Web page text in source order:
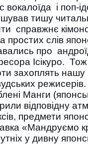
вокалоїда і поп-
тишу
справжнє
простих слів
про
Ісікуро.
захоплять нашу
Манги
відповідну
предмети
«Мандруємо
у дивну